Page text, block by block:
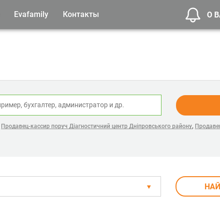
Evafamily Контакты О
Продавец-кассир поруч Діагностичний центр Дніпровського району,